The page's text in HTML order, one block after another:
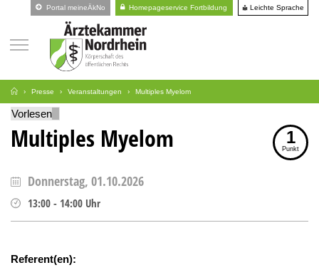
Portal meineÄkNo Homepageservice Fortbildung Leichte Sprache
Presse Veranstaltungen Multiples Myelom
Vorlesen
Multiples Myelom 1
Punkt
Donnerstag, 01.10.2026
13:00 - 14:00 Uhr
Referent(en):